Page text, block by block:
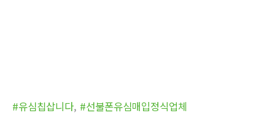
#유심칩삽니다, #선불폰유심매입정식업체